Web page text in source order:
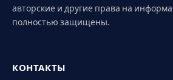
авторские и другие права на
полностью защищены.
КОНТАКТЫ